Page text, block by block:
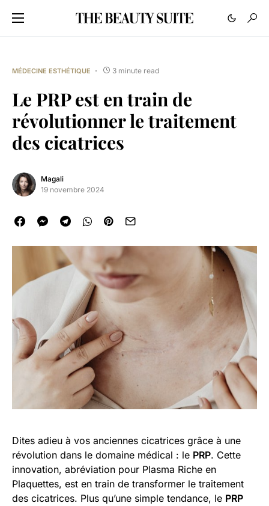
MÉDECINE ESTHÉTIQUE 3 minute read
Le PRP est en train de
révolutionner le traitement
des cicatrices
Magali
19 novembre 2024
Dites adieu à vos anciennes cicatrices grâce à une
révolution dans le domaine médical : le PRP. Cette
innovation, abréviation pour Plasma Riche en
Plaquettes, est en train de transformer le traitement
des cicatrices. Plus qu’une simple tendance, le PRP